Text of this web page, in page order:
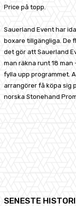
Price på topp.
Sauerland Event har
boxare tillgängliga. De
det gör att Sauerland
man räkna runt 18
fylla upp programmet.
arrangörer få köpa sig
norska Stonehand
SENESTE